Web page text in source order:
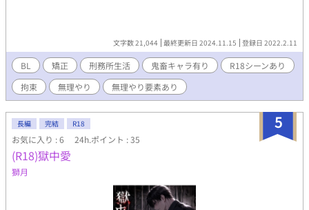
文字数 21,044 最終更新日 2024.11.15 登録日 2022.2.11
BL 矯正 刑務所生活 鬼畜キャラ有り
R18シーンあり
拘束
無理やり 無理やり要素あり
5
長編 完結 R18
お気に入り : 6 24h.ポイント : 35
(R18)獄中愛
獅月